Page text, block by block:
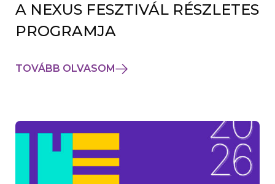
A NEXUS FESZTIVÁL RÉSZLETES
PROGRAMJA
TOVÁBB OLVASOM